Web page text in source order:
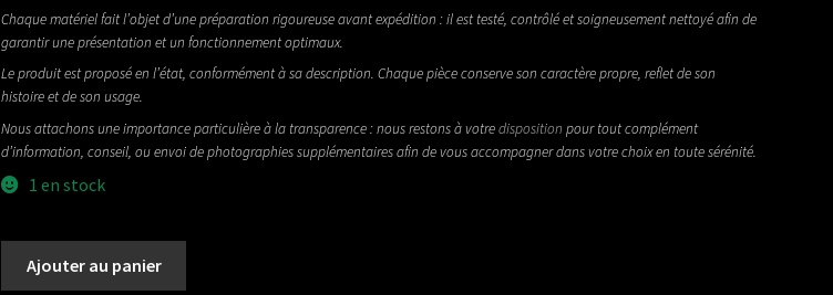
Chaque matériel fait l’objet d’une préparation rigoureuse avant expédition : il est testé, contrôlé et soigneusement nettoyé afin de
garantir une présentation et un fonctionnement optimaux.
Le produit est proposé en l’état, conformément à sa description. Chaque pièce conserve son caractère propre, reflet de son
histoire et de son usage.
Nous attachons une importance particulière à la transparence : nous restons à votredisposition pour tout complément
d’information, conseil, ou envoi de photographies supplémentaires afin de vous accompagner dans votre choix en toute sérénité.
1 en stock
Ajouter au panier